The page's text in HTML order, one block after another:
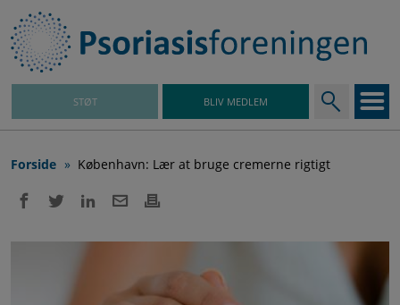
til
hovedindhold
STØT BLIV MEDLEM
Hovedmenu
Brødkrumme
Forside København: Lær at bruge cremerne rigtigt